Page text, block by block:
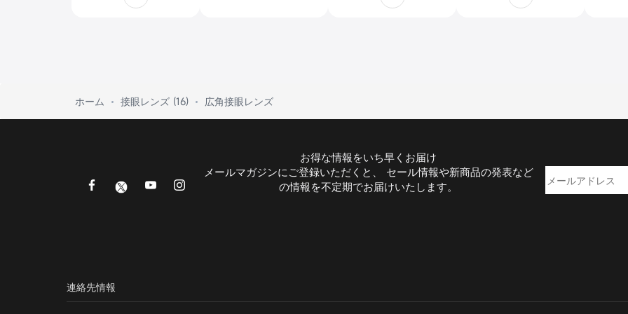
ホーム 接眼レンズ (16) 広角接眼レンズ
お得な情報をいち早くお届け
メールマガジンにご登録いただくと、 セール情報や新商品の発表など
の情報を不定期でお届けいたします。
連絡先情報